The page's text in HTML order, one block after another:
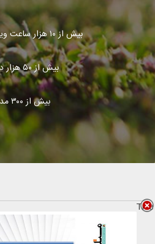
بیش از ۱۰ هزار ساعت ویدئوی آموزشی
بیش از ۵۰ هزار دانشجو
بیش از ۳۰۰ مدرس
Title